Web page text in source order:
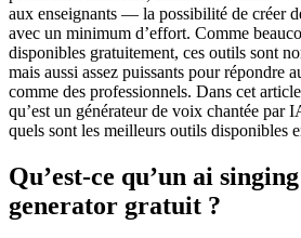
aux enseignants — la possibilité de créer
avec un minimum d’effort. Comme
disponibles gratuitement, ces outils sont
mais aussi assez puissants pour répondre
comme des professionnels. Dans cet
qu’est un générateur de voix chantée par
quels sont les meilleurs outils disponibles
Qu’est-ce qu’un ai
generator gratuit ?